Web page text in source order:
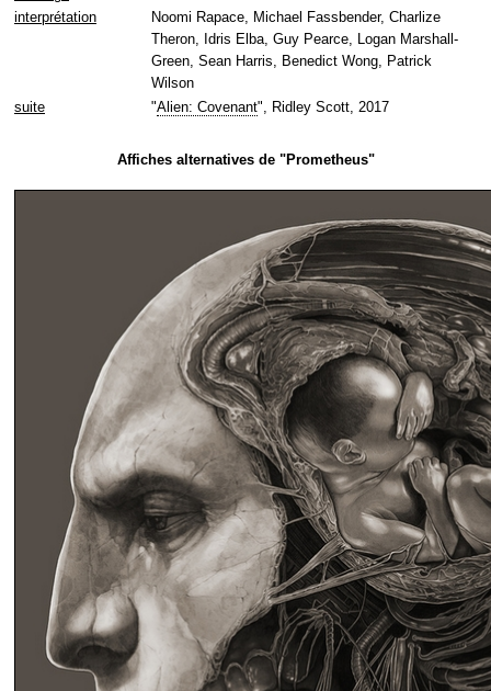
interprétation
Noomi Rapace, Michael Fassbender, Charlize
Theron, Idris Elba, Guy Pearce, Logan Marshall-
Green, Sean Harris, Benedict Wong, Patrick
Wilson
suite
"Alien: Covenant", Ridley Scott, 2017
Affiches alternatives de "Prometheus"